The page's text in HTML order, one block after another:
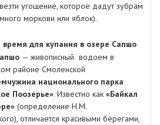
угощение, которое дадут зубрам
моркови или яблок).
время для купания в озере Сапшо
— живописный водоем в
районе Смоленской
национального парка
Поозерье». Известно как «Байкал
(определение Н.М.
отличается красивыми берегами,